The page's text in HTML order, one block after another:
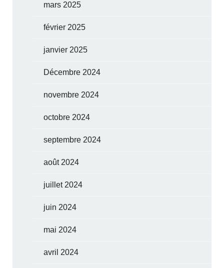
mars 2025
février 2025
janvier 2025
Décembre 2024
novembre 2024
octobre 2024
septembre 2024
août 2024
juillet 2024
juin 2024
mai 2024
avril 2024